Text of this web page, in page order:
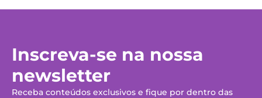
Inscreva-se na nossa
newsletter
Receba conteúdos exclusivos e fique por dentro das